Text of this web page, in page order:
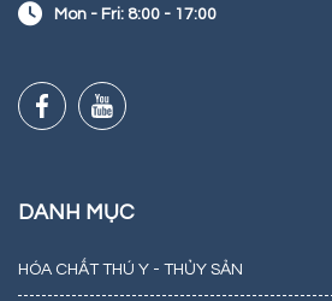
Mon - Fri: 8:00 - 17:00
DANH MỤC
HÓA CHẤT THÚ Y - THỦY SẢN